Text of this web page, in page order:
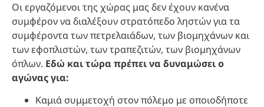
Οι εργαζόμενοι της χώρας μας δεν έχουν κανένα
συμφέρον να διαλέξουν στρατόπεδο ληστών για τα
συμφέροντα των πετρελαιάδων, των βιομηχάνων και
των εφοπλιστών, των τραπεζιτών, των βιομηχάνων
όπλων. Εδώ και τώρα πρέπει να δυναμώσει ο
αγώνας για:
Καμιά συμμετοχή στον πόλεμο με οποιοδήποτε